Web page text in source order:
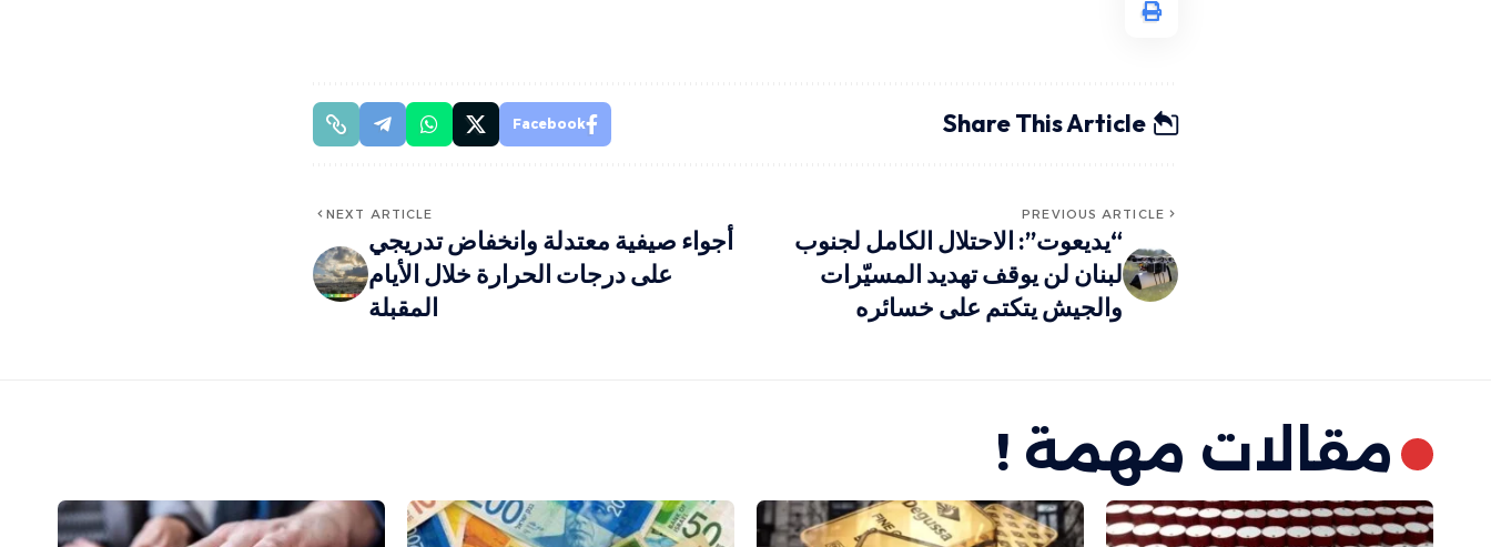
Share This Article
Facebook
PREVIOUS ARTICLE
“يديعوت”: الاحتلال الكامل لجنوب
لبنان لن يوقف تهديد المسيّرات
والجيش يتكتم على خسائره
NEXT ARTICLE
أجواء صيفية معتدلة وانخفاض تدريجي
على درجات الحرارة خلال الأيام
المقبلة
مقالات مهمة !